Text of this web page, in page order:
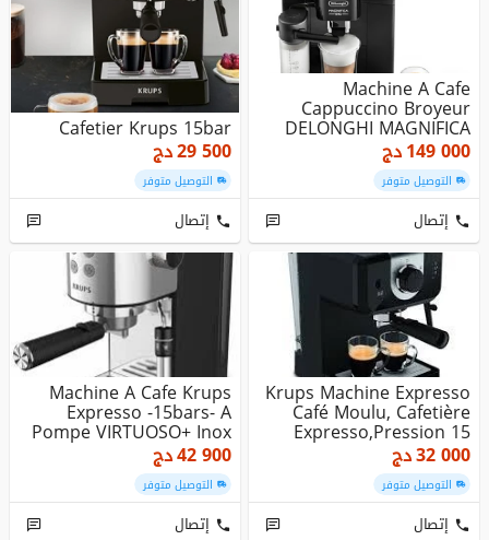
Machine A Cafe
Cappuccino Broyeur
DELONGHI MAGNIFICA
EVO ECAM290,51-15...
149 000دج
التوصيل متوفر
إتصال
Cafetier Krups 15bar
29 500دج
التوصيل متوفر
إتصال
Krups Machine Expresso
Café Moulu, Cafetière
Expresso,Pression 15
Bars...
32 000دج
التوصيل متوفر
إتصال
Machine A Cafe Krups
Expresso -15bars- A
Pompe VIRTUOSO+ Inox
XP444C10
42 900دج
التوصيل متوفر
إتصال